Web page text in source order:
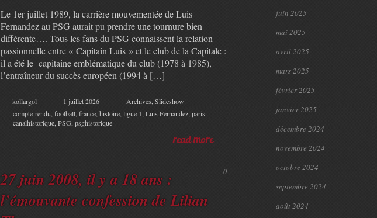
Le 1er juillet 1989, la carrière mouvementée de Luis
Fernandez au PSG aurait pu prendre une tournure bien
différente…. Tous les fans du PSG connaissent la relation
passionnelle entre « Capitain Luis » et le club de la Capitale :
il a été le capitaine emblématique du club (1978 à 1985),
l’entraîneur du succès européen (1994 à […]
kollargol 1 juillet 2026 Archives,Slideshow
compte-rendu,football,france,histoire,ligue 1,Luis Fernandez,paris-
canalhistorique,PSG,psghistorique
read more
0
27 juin 2008, il y a 18 ans :
l’émouvante confession de Lilian
juin 2025
mai 2025
avril 2025
mars 2025
février 2025
janvier 2025
décembre 2024
novembre 2024
octobre 2024
septembre 2024
août 2024